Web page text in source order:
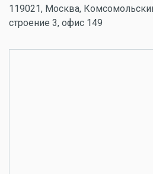
119021, Москва,
строение 3, офис 149